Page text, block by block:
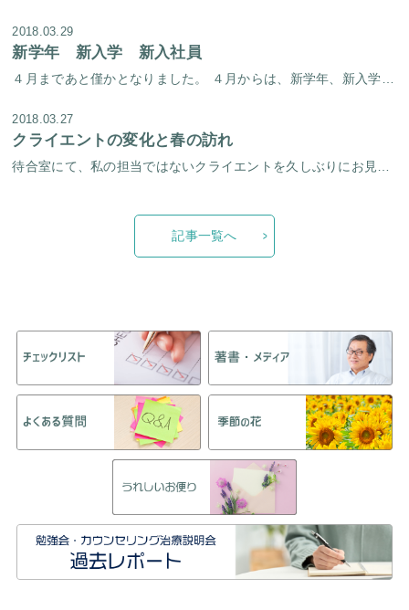
2018.03.29
新学年 新入学 新入社員
2018.03.27
クライエントの変化と春の訪れ
記事一覧へ